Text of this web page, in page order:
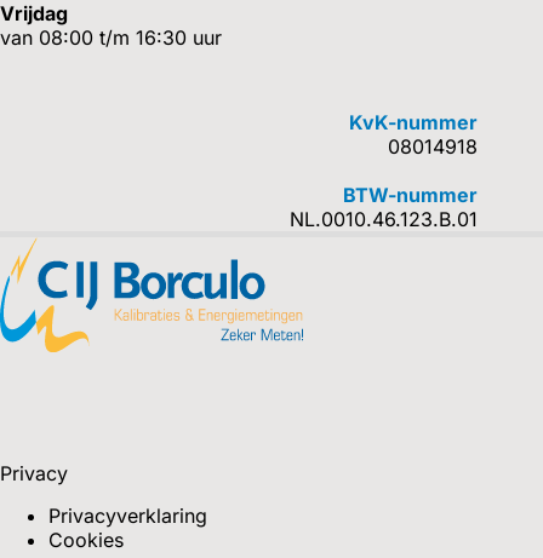
Vrijdag
van 08:00 t/m 16:30 uur
KvK-nummer
08014918
BTW-nummer
NL.0010.46.123.B.01
Privacy
Privacyverklaring
Cookies